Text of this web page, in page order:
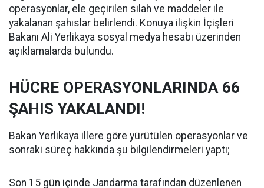
operasyonlar, ele geçirilen silah ve maddeler ile
yakalanan şahıslar belirlendi. Konuya ilişkin İçişleri
Bakanı Ali Yerlikaya sosyal medya hesabı üzerinden
açıklamalarda bulundu.
HÜCRE OPERASYONLARINDA 66
ŞAHIS YAKALANDI!
Bakan Yerlikaya illere göre yürütülen operasyonlar ve
sonraki süreç hakkında şu bilgilendirmeleri yaptı;
Son 15 gün içinde Jandarma tarafından düzenlenen